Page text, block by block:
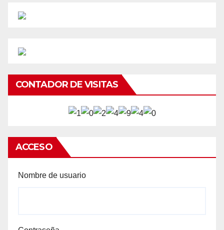
CONTADOR DE VISITAS
ACCESO
Nombre de usuario